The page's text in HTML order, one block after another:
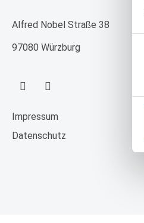
Alfred Nobel Straße 38
97080 Würzburg
Impressum
Datenschutz